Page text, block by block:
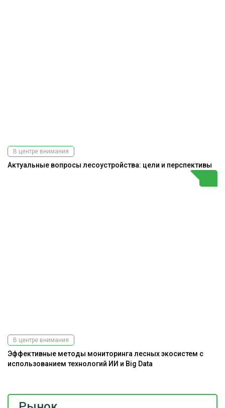
В центре внимания
Актуальные вопросы лесоустройства: цели и перспективы
В центре внимания
Эффективные методы мониторинга лесных экосистем с
использованием технологий ИИ и Big Data